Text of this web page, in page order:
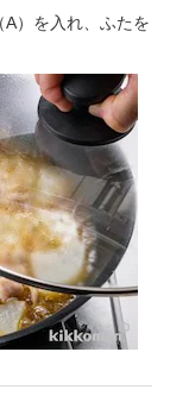
）を入れ、ふたを